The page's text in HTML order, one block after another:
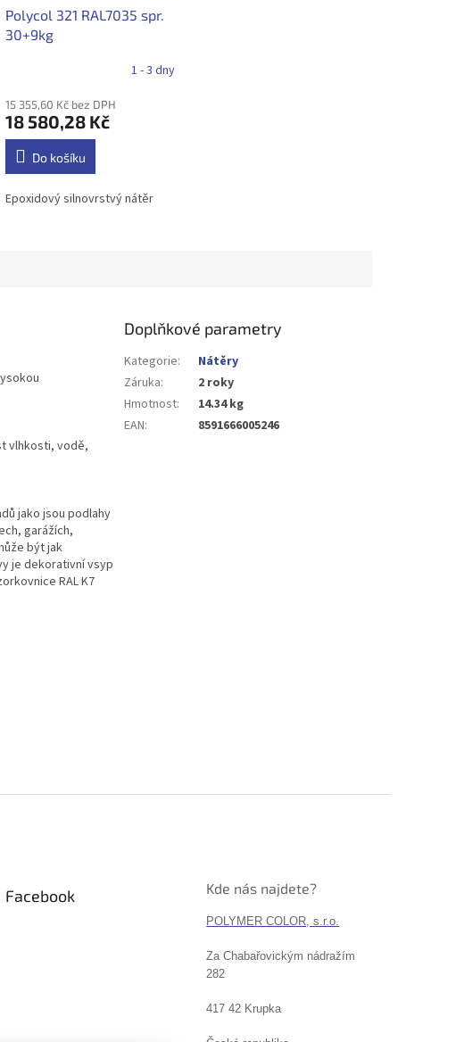
Polycol 321 RAL7035 spr.
30+9kg
1 - 3 dny
15 355,60 Kč bez DPH
18 580,28 Kč
Do košíku
Epoxidový silnovrstvý nátěr
vlhkosti, vodě,
jako jsou podlahy
garážích,
být jak
je dekorativní vsyp
RAL K7
Doplňkové parametry
Kategorie:
Nátěry
Záruka:
2 roky
Hmotnost:
14.34 kg
EAN: 8591666005246
Facebook Kde nás najdete?
POLYMER COLOR, s.r.o.
Za Chabařovickým nádražím
282
417 42 Krupka